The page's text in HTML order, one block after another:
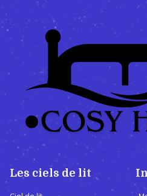
Les ciels de lit